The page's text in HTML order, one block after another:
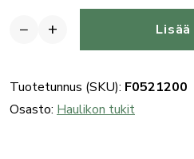
−
tele-
tukki
+
Tuotetunnus (SKU): F0521200
Osasto: Haulikon tukit